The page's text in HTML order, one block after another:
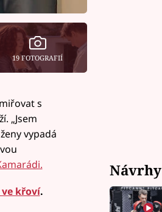
19 FOTOGRAFIÍ
s
„Jsem
vypadá
ve křoví.